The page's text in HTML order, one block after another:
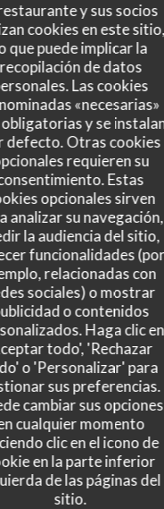
y sus socios
cookies en este sitio,
que puede implicar la
recopilación de datos
Las cookies
«necesarias»
y se
defecto. Otras cookies
requieren su
Estas
opcionales sirven
analizar su navegación,
la audiencia del sitio,
funcionalidades
relacionadas con
sociales) o mostrar
o contenidos
Haga clic en
todo', 'Rechazar
o 'Personalizar' para
sus preferencias.
cambiar sus opciones
cualquier momento
clic en el icono de
en la parte inferior
de las páginas del
sitio.
des
GASTRONÓMICO
UNA MESA